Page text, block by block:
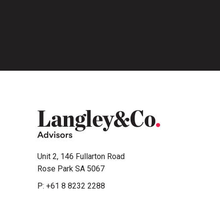
Unit 2, 146 Fullarton Road
Rose Park SA 5067
P: +61 8 8232 2288